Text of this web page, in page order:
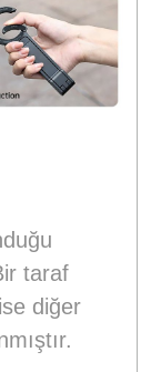
taraf
diğer